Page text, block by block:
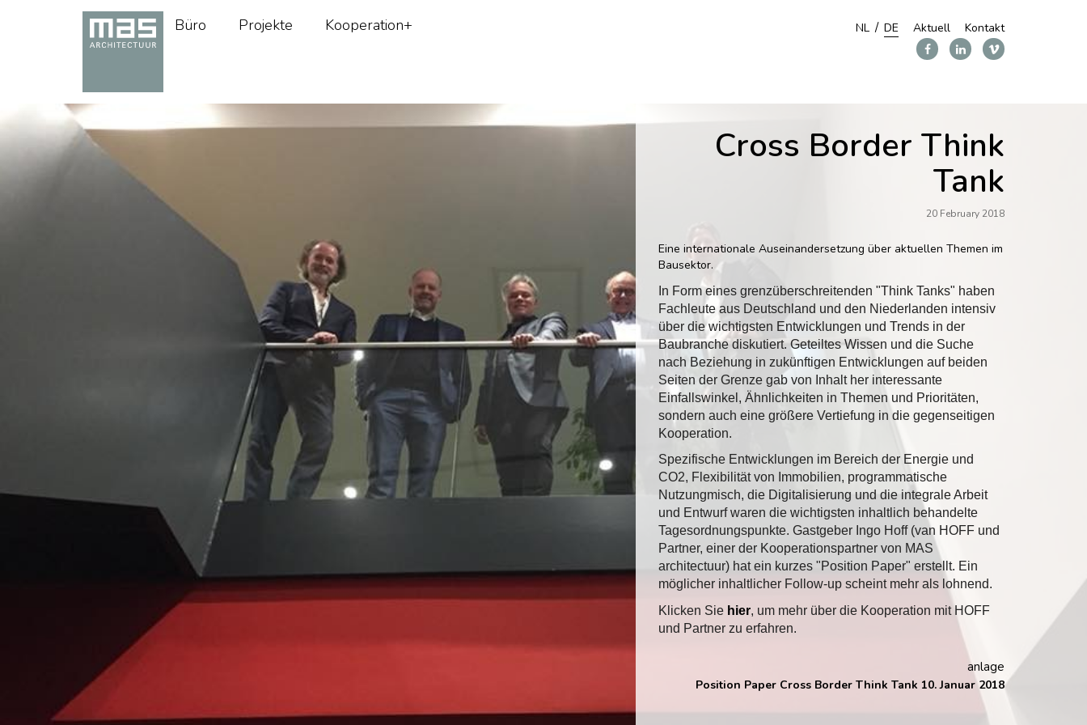
Büro Projekte Kooperation+ Aktuell Kontakt
NL DE
Cross Border Think
Tank
20 February 2018
Eine internationale Auseinandersetzung über aktuellen Themen im
Bausektor.
In Form eines grenzüberschreitenden "Think Tanks" haben
Fachleute aus Deutschland und den Niederlanden intensiv
über die wichtigsten Entwicklungen und Trends in der
Baubranche diskutiert.Geteiltes Wissen und die Suche
nach Beziehung in zukünftigen Entwicklungen auf beiden
Seiten der Grenze gab von Inhalt her interessante
Einfallswinkel, Ähnlichkeiten in Themen und Prioritäten,
sondern auch eine größere Vertiefung in die gegenseitigen
Kooperation.
Spezifische Entwicklungen im Bereich der Energie und
CO2, Flexibilität von Immobilien, programmatische
Nutzungmisch, die Digitalisierung und die integrale Arbeit
und Entwurf waren die wichtigsten inhaltlich behandelte
Tagesordnungspunkte. Gastgeber Ingo Hoff (van HOFF und
Partner, einer der Kooperationspartner von MAS
architectuur) hat ein kurzes "Position Paper" erstellt. Ein
möglicher inhaltlicher Follow-up scheint mehr als lohnend.
Klicken Sie hier, um mehr über die Kooperation mit HOFF
und Partner zu erfahren.
anlage
Position Paper Cross Border Think Tank 10. Januar 2018